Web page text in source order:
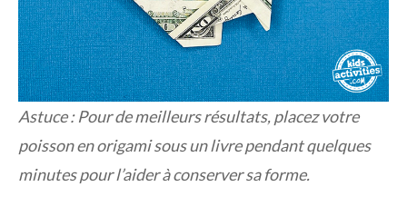
Astuce : Pour de meilleurs résultats, placez votre
poisson en origami sous un livre pendant quelques
minutes pour l’aider à conserver sa forme.